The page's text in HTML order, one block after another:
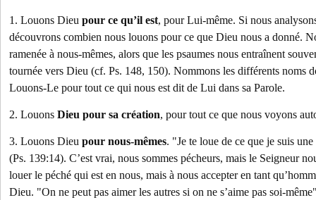
1. Louons Dieu pour ce qu’il est, pour Lui-même. Si nous
découvrons combien nous louons pour ce que Dieu nous a donné.
ramenée à nous-mêmes, alors que les psaumes nous entraînent
tournée vers Dieu (cf. Ps. 148, 150). Nommons les différents noms
Louons-Le pour tout ce qui nous est dit de Lui dans sa Parole.
2. Louons Dieu pour sa création, pour tout ce que nous voyons
3. Louons Dieu pour nous-mêmes. "Je te loue de ce que je suis
(Ps. 139:14). C’est vrai, nous sommes pécheurs, mais le Seigneur
louer le péché qui est en nous, mais à nous accepter en tant
Dieu. "On ne peut pas aimer les autres si on ne s’aime pas soi-